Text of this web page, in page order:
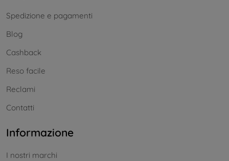
Spedizione e pagamenti
Blog
Cashback
Reso facile
Reclami
Contatti
Informazione
I nostri marchi